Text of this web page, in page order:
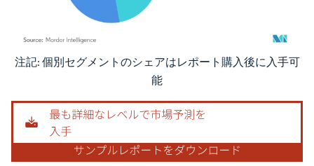
画像 © Mordor Intelligence。再利用にはCC BY 4.0の表示が必要です。
注記: 個別セグメントのシェアはレポート購入後に入手可
能